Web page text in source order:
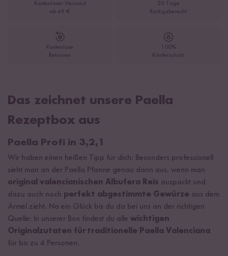
Kostenloser Versand
ab 49 €
30 Tage
Rückgaberecht
Kostenlose
Retouren
100%
Käuferschutz
Das zeichnet unsere Paella
Rezeptbox aus
Paella Profi in 3,2,1
Wir haben einen heißen Tipp für dich: Besonders professionell
sieht man an der Paella Pfanne genau dann aus, wenn man
original valencianischen Albufera Reis auspackt und
dazu auch noch perfekt abgestimmte Gewürze aus dem
Ärmel zieht. Na ein Glück bis du da bei uns an der richtigen
Quelle: In unserer Box findest du alle wichtigen
Originalzutaten für traditionelle Paella Valenciana
für bis zu 4 Personen.